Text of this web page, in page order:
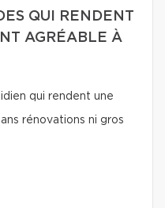
QUI RENDENT
AGRÉABLE À
qui rendent une
rénovations ni gros